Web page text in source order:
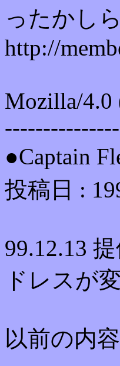
ったかし
http://
Mozilla/4.0
●Captain
投稿日 :
99.12.13
ドレスが
以前の内